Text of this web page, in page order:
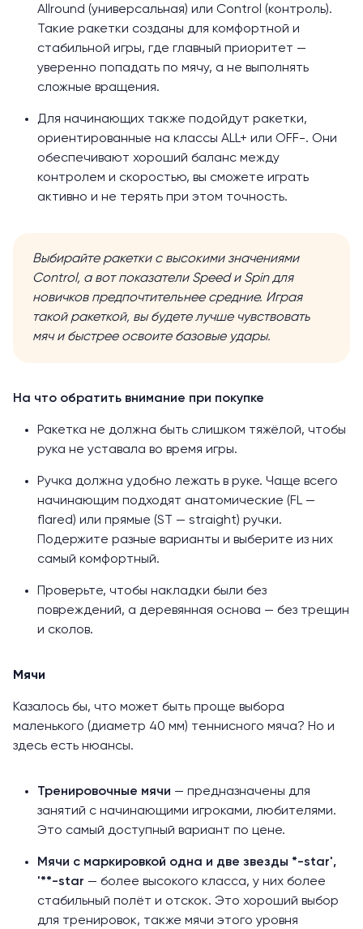
Allround (универсальная) или Control (контроль).
Такие ракетки созданы для комфортной и
стабильной игры, где главный приоритет —
уверенно попадать по мячу, а не выполнять
сложные вращения.
Для начинающих также подойдут ракетки,
ориентированные на классы ALL+ или OFF-. Они
обеспечивают хороший баланс между
контролем и скоростью, вы сможете играть
активно и не терять при этом точность.
Выбирайте ракетки с высокими значениями
Control, а вот показатели Speed и Spin для
новичков предпочтительнее средние. Играя
такой ракеткой, вы будете лучше чувствовать
мяч и быстрее освоите базовые удары.
На что обратить внимание при покупке
Ракетка не должна быть слишком тяжёлой, чтобы
рука не уставала во время игры.
Ручка должна удобно лежать в руке. Чаще всего
начинающим подходят анатомические (FL —
flared) или прямые (ST — straight) ручки.
Подержите разные варианты и выберите из них
самый комфортный.
Проверьте, чтобы накладки были без
повреждений, а деревянная основа — без трещин
и сколов.
Мячи
Казалось бы, что может быть проще выбора
маленького (диаметр 40 мм) теннисного мяча? Но и
здесь есть нюансы.
Тренировочные мячи — предназначены для
занятий с начинающими игроками, любителями.
Это самый доступный вариант по цене.
Мячи с маркировкой одна и две звезды *-star',
'**-star — более высокого класса, у них более
стабильный полёт и отскок. Это хороший выбор
для тренировок, также мячи этого уровня